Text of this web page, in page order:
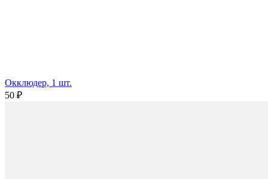
Окклюдер, 1 шт.
50 ₽